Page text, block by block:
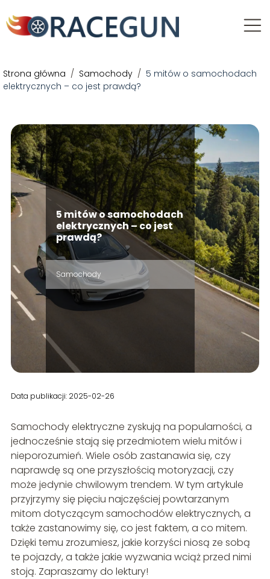
Strona główna / Samochody / 5 mitów o samochodach
elektrycznych – co jest prawdą?
5 mitów o samochodach
elektrycznych – co jest
prawdą?
Samochody
Data publikacji: 2025-02-26
Samochody elektryczne zyskują na popularności, a
jednocześnie stają się przedmiotem wielu mitów i
nieporozumień. Wiele osób zastanawia się, czy
naprawdę są one przyszłością motoryzacji, czy
może jedynie chwilowym trendem. W tym artykule
przyjrzymy się pięciu najczęściej powtarzanym
mitom dotyczącym samochodów elektrycznych, a
także zastanowimy się, co jest faktem, a co mitem.
Dzięki temu zrozumiesz, jakie korzyści niosą ze sobą
te pojazdy, a także jakie wyzwania wciąż przed nimi
stoją. Zapraszamy do lektury!